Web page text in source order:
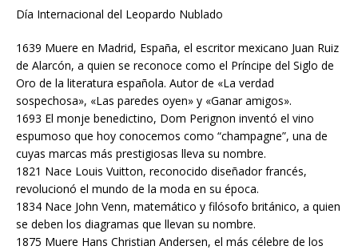
Día Internacional del Leopardo Nublado
1639 Muere en Madrid, España, el escritor mexicano Juan Ruiz
de Alarcón, a quien se reconoce como el Príncipe del Siglo de
Oro de la literatura española. Autor de «La verdad
sospechosa», «Las paredes oyen» y «Ganar amigos».
1693 El monje benedictino, Dom Perignon inventó el vino
espumoso que hoy conocemos como “champagne”, una de
cuyas marcas más prestigiosas lleva su nombre.
1821 Nace Louis Vuitton, reconocido diseñador francés,
revolucionó el mundo de la moda en su época.
1834 Nace John Venn, matemático y filósofo británico, a quien
se deben los diagramas que llevan su nombre.
1875 Muere Hans Christian Andersen, el más célebre de los